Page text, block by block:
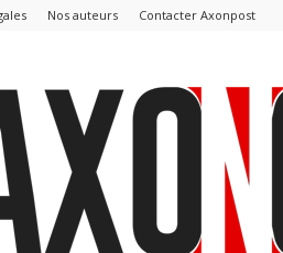
Nos auteurs Contacter Axonpost